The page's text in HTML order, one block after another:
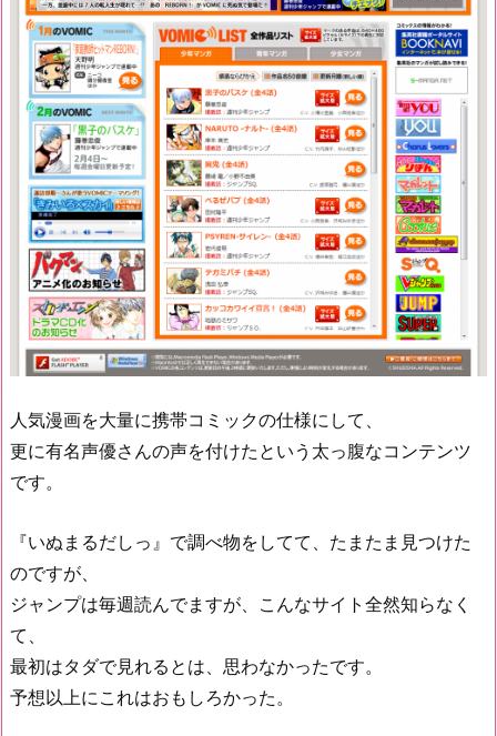
人気漫画を大量に携帯コミックの仕様にして、
更に有名声優さんの声を付けたという太っ腹なコンテンツ
です。
『いぬまるだしっ』で調べ物をしてて、たまたま見つけた
のですが、
ジャンプは毎週読んでますが、こんなサイト全然知らなく
て、
最初はタダで見れるとは、思わなかったです。
予想以上にこれはおもしろかった。